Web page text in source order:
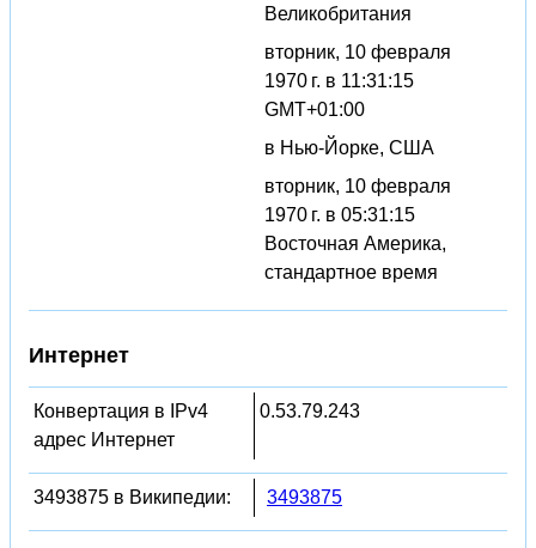
Великобритания
вторник, 10 февраля
1970 г. в 11:31:15
GMT+01:00
в Нью-Йорке, США
вторник, 10 февраля
1970 г. в 05:31:15
Восточная Америка,
стандартное время
Интернет
Конвертация в IPv4
адрес Интернет
0.53.79.243
3493875 в Википедии: 3493875